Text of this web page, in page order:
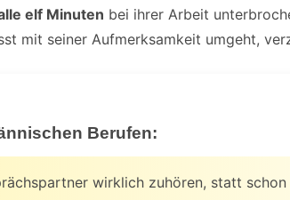
elf Minuten bei ihrer Arbeit
mit seiner Aufmerksamkeit umgeht,
Berufen:
wirklich zuhören, statt